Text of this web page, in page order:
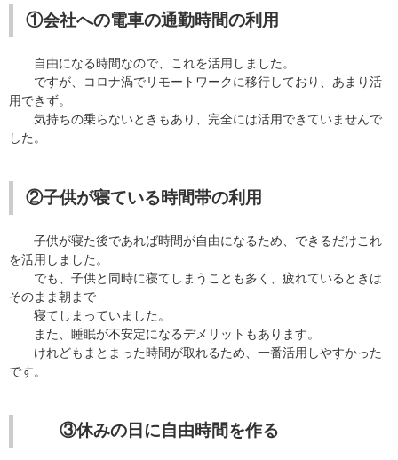
①会社への電車の通勤時間の利用
自由になる時間なので、これを活用しました。
ですが、コロナ渦でリモートワークに移行しており、あまり活
用できず。
気持ちの乗らないときもあり、完全には活用できていませんで
した。
②子供が寝ている時間帯の利用
子供が寝た後であれば時間が自由になるため、できるだけこれ
を活用しました。
でも、子供と同時に寝てしまうことも多く、疲れているときは
そのまま朝まで
寝てしまっていました。
また、睡眠が不安定になるデメリットもあります。
けれどもまとまった時間が取れるため、一番活用しやすかった
です。
③休みの日に自由時間を作る